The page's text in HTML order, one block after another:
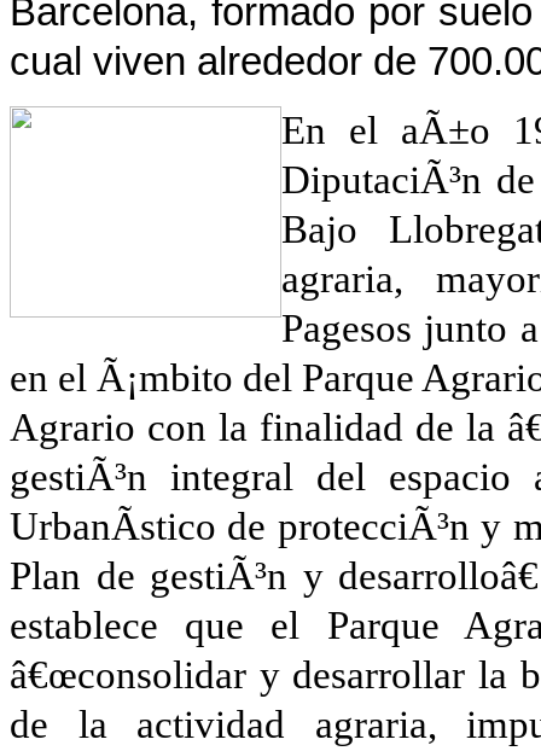
Barcelona, formado por
cual viven alrededor de
En el aÃ±o
DiputaciÃ³n
Bajo
agraria,
Pagesos junto
en el Ã¡mbito del Parque
Agrario con la finalidad de la
gestiÃ³n integral del
UrbanÃ­stico de protecciÃ³n y
Plan de gestiÃ³n y
establece que el Parque
â€œconsolidar y desarrollar la
de la actividad agraria,